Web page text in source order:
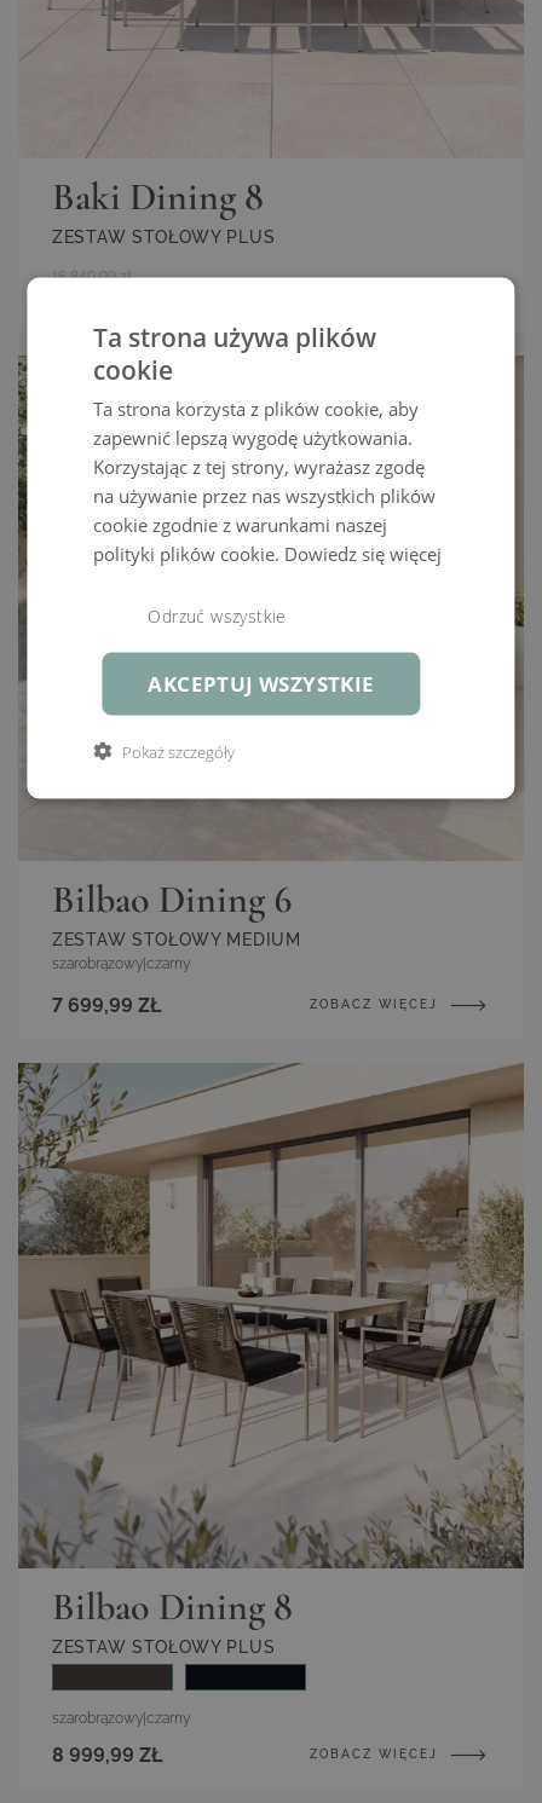
Baki Dining 8
ZESTAW STOŁOWY PLUS
16 849,99 zł
Bilbao Dining 6
ZESTAW STOŁOWY MEDIUM
szarobrązowy czarny
7 699,99 ZŁ ZOBACZ WIĘCEJ
Bilbao Dining 8
ZESTAW STOŁOWY PLUS
szarobrązowy czarny
8 999,99 ZŁ ZOBACZ WIĘCEJ
Ta strona używa plików
cookie
Ta strona korzysta z plików cookie, aby
zapewnić lepszą wygodę użytkowania.
Korzystając z tej strony, wyrażasz zgodę
na używanie przez nas wszystkich plików
cookie zgodnie z warunkami naszej
polityki plików cookie. Dowiedz się więcej
AKCEPTUJ WSZYSTKIE
Odrzuć wszystkie
Pokaż szczegóły